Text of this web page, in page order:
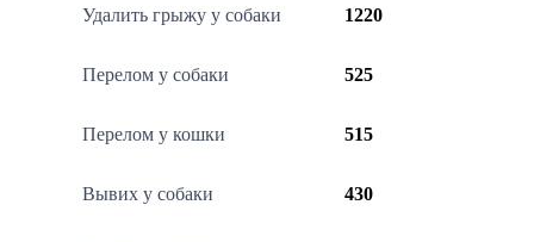
Удалить грыжу у собаки 1220
Перелом у собаки 525
Перелом у кошки 515
Вывих у собаки 430